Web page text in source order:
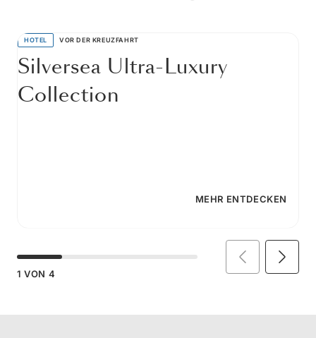
HOTEL VOR DER KREUZFAHRT
Silversea Ultra-Luxury
Collection
MEHR ENTDECKEN
1 VON 4